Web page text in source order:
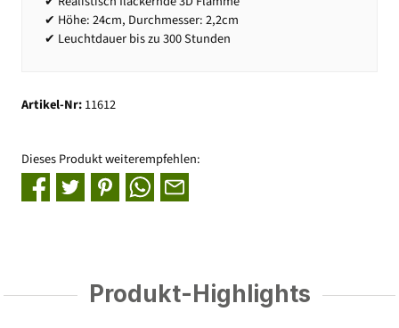
✔ Höhe: 24cm, Durchmesser: 2,2cm
✔ Leuchtdauer bis zu 300 Stunden
Artikel-Nr:11612
Dieses Produkt weiterempfehlen:
Produkt-Highlights